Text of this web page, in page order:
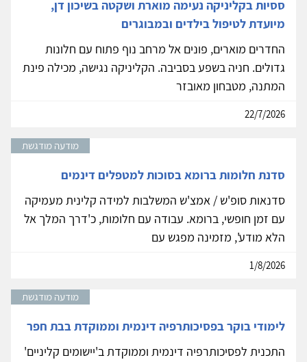
ססיות בקליניקה נעימה מוארת ושקטה בשיכון דן,
מיועדת לטיפול בילדים ובמבוגרים
החדרים מוארים, פונים אל מרחב נוף פתוח עם חלונות
גדולים. חניה בשפע בסביבה. הקליניקה נגישה, מכילה פינת
המתנה, מטבחון מאובזר
22/7/2026
מודעה מודגשת
סדנת חלומות ברומא בסוכות למטפלים דינמים
סדנאות סופ'ש / אמצ'ש המשלבות למידה קלינית מעמיקה
עם זמן חופשי, ברומא. עבודה עם חלומות, כ'דרך המלך אל
הלא מודע', מזמינה מפגש עם
1/8/2026
מודעה מודגשת
לימודי בוקר בפסיכותרפיה דינמית וממוקדת בבת חפר
התכנית לפסיכותרפיה דינמית וממוקדת ב'יישומים קליניים'